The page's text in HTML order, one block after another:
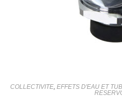
COLLECTIVITE, EFFETS D'EAU ET